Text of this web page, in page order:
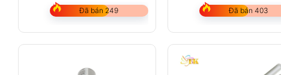
Đã bán 249 Đã bán 403